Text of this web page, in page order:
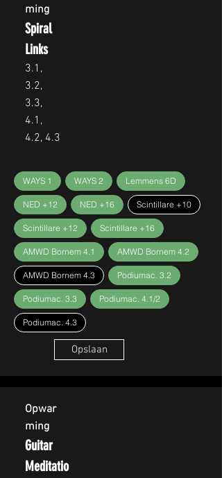
ming
Spiral
Links
3.1,
3.2,
3.3,
4.1,
4.2, 4.3
WAYS 1 WAYS 2 Lemmens 6D
NED +12 NED +16 Scintillare +10
Scintillare +12 Scintillare +16
AMWD Bornem 4.1 AMWD Bornem 4.2
AMWD Bornem 4.3 Podiumac. 3.2
Podiumac. 3.3 Podiumac. 4.1/2
Podiumac. 4.3
Opslaan
Opwar
ming
Guitar
Meditatio